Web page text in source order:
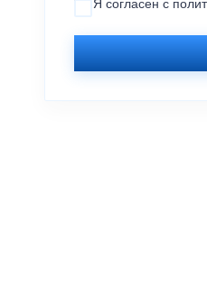
Я согласен с